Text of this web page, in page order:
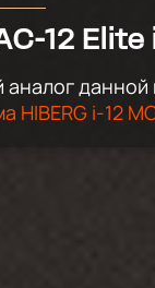
12
данной
HIBERG i-12